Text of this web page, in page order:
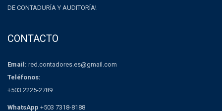
DE CONTADURÍA Y AUDITORÍA!
CONTACTO
Email: red.contadores.es@gmail.com
Teléfonos:
+503 2225-2789
WhatsApp +503 7318-8188